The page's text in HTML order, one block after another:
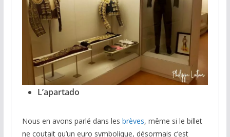
L’apartado
Nous en avons parlé dans les brèves, même si le billet
ne coutait qu’un euro symbolique, désormais c’est